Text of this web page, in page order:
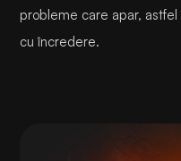
probleme care apar,
cu încredere.